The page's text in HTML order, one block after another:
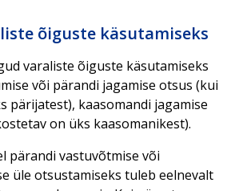
õiguste käsutamiseks
varaliste õiguste käsutamiseks
või pärandi jagamise otsus (kui
pärijatest), kaasomandi jagamise
on üks kaasomanikest).
pärandi vastuvõtmise või
üle otsustamiseks tuleb eelnevalt